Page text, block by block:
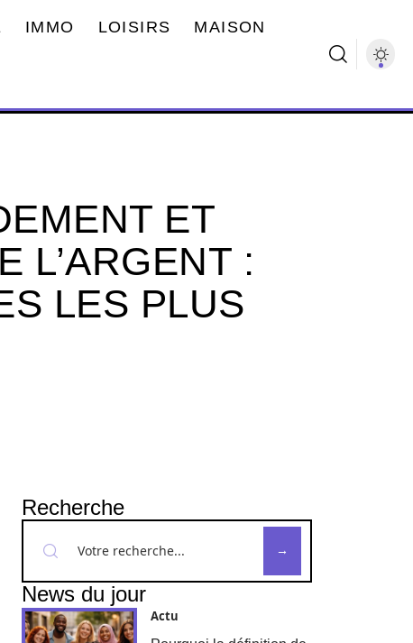
IMMO LOISIRS MAISON
ET
L’ARGENT :
LES PLUS
Recherche
News du jour
Actu